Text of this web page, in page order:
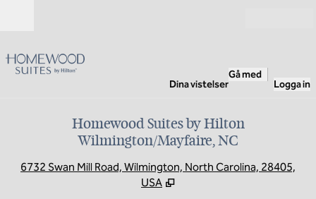
Dina vistelser
Gå med
Logga in
Homewood Suites by Hilton
Wilmington/Mayfaire, NC
6732 Swan Mill Road, Wilmington, North Carolina, 28405,
USA